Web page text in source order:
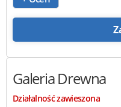
Galeria Drewna
Działalność zawieszona